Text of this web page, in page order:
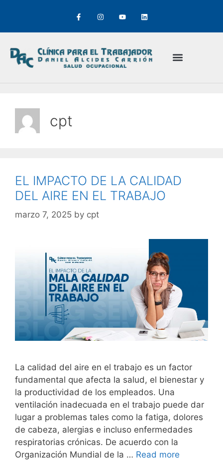
cpt
EL IMPACTO DE LA CALIDAD
DEL AIRE EN EL TRABAJO
marzo 7, 2025 by cpt
La calidad del aire en el trabajo es un factor
fundamental que afecta la salud, el bienestar y
la productividad de los empleados. Una
ventilación inadecuada en el trabajo puede dar
lugar a problemas tales como la fatiga, dolores
de cabeza, alergias e incluso enfermedades
respiratorias crónicas. De acuerdo con la
Organización Mundial de la … Read more